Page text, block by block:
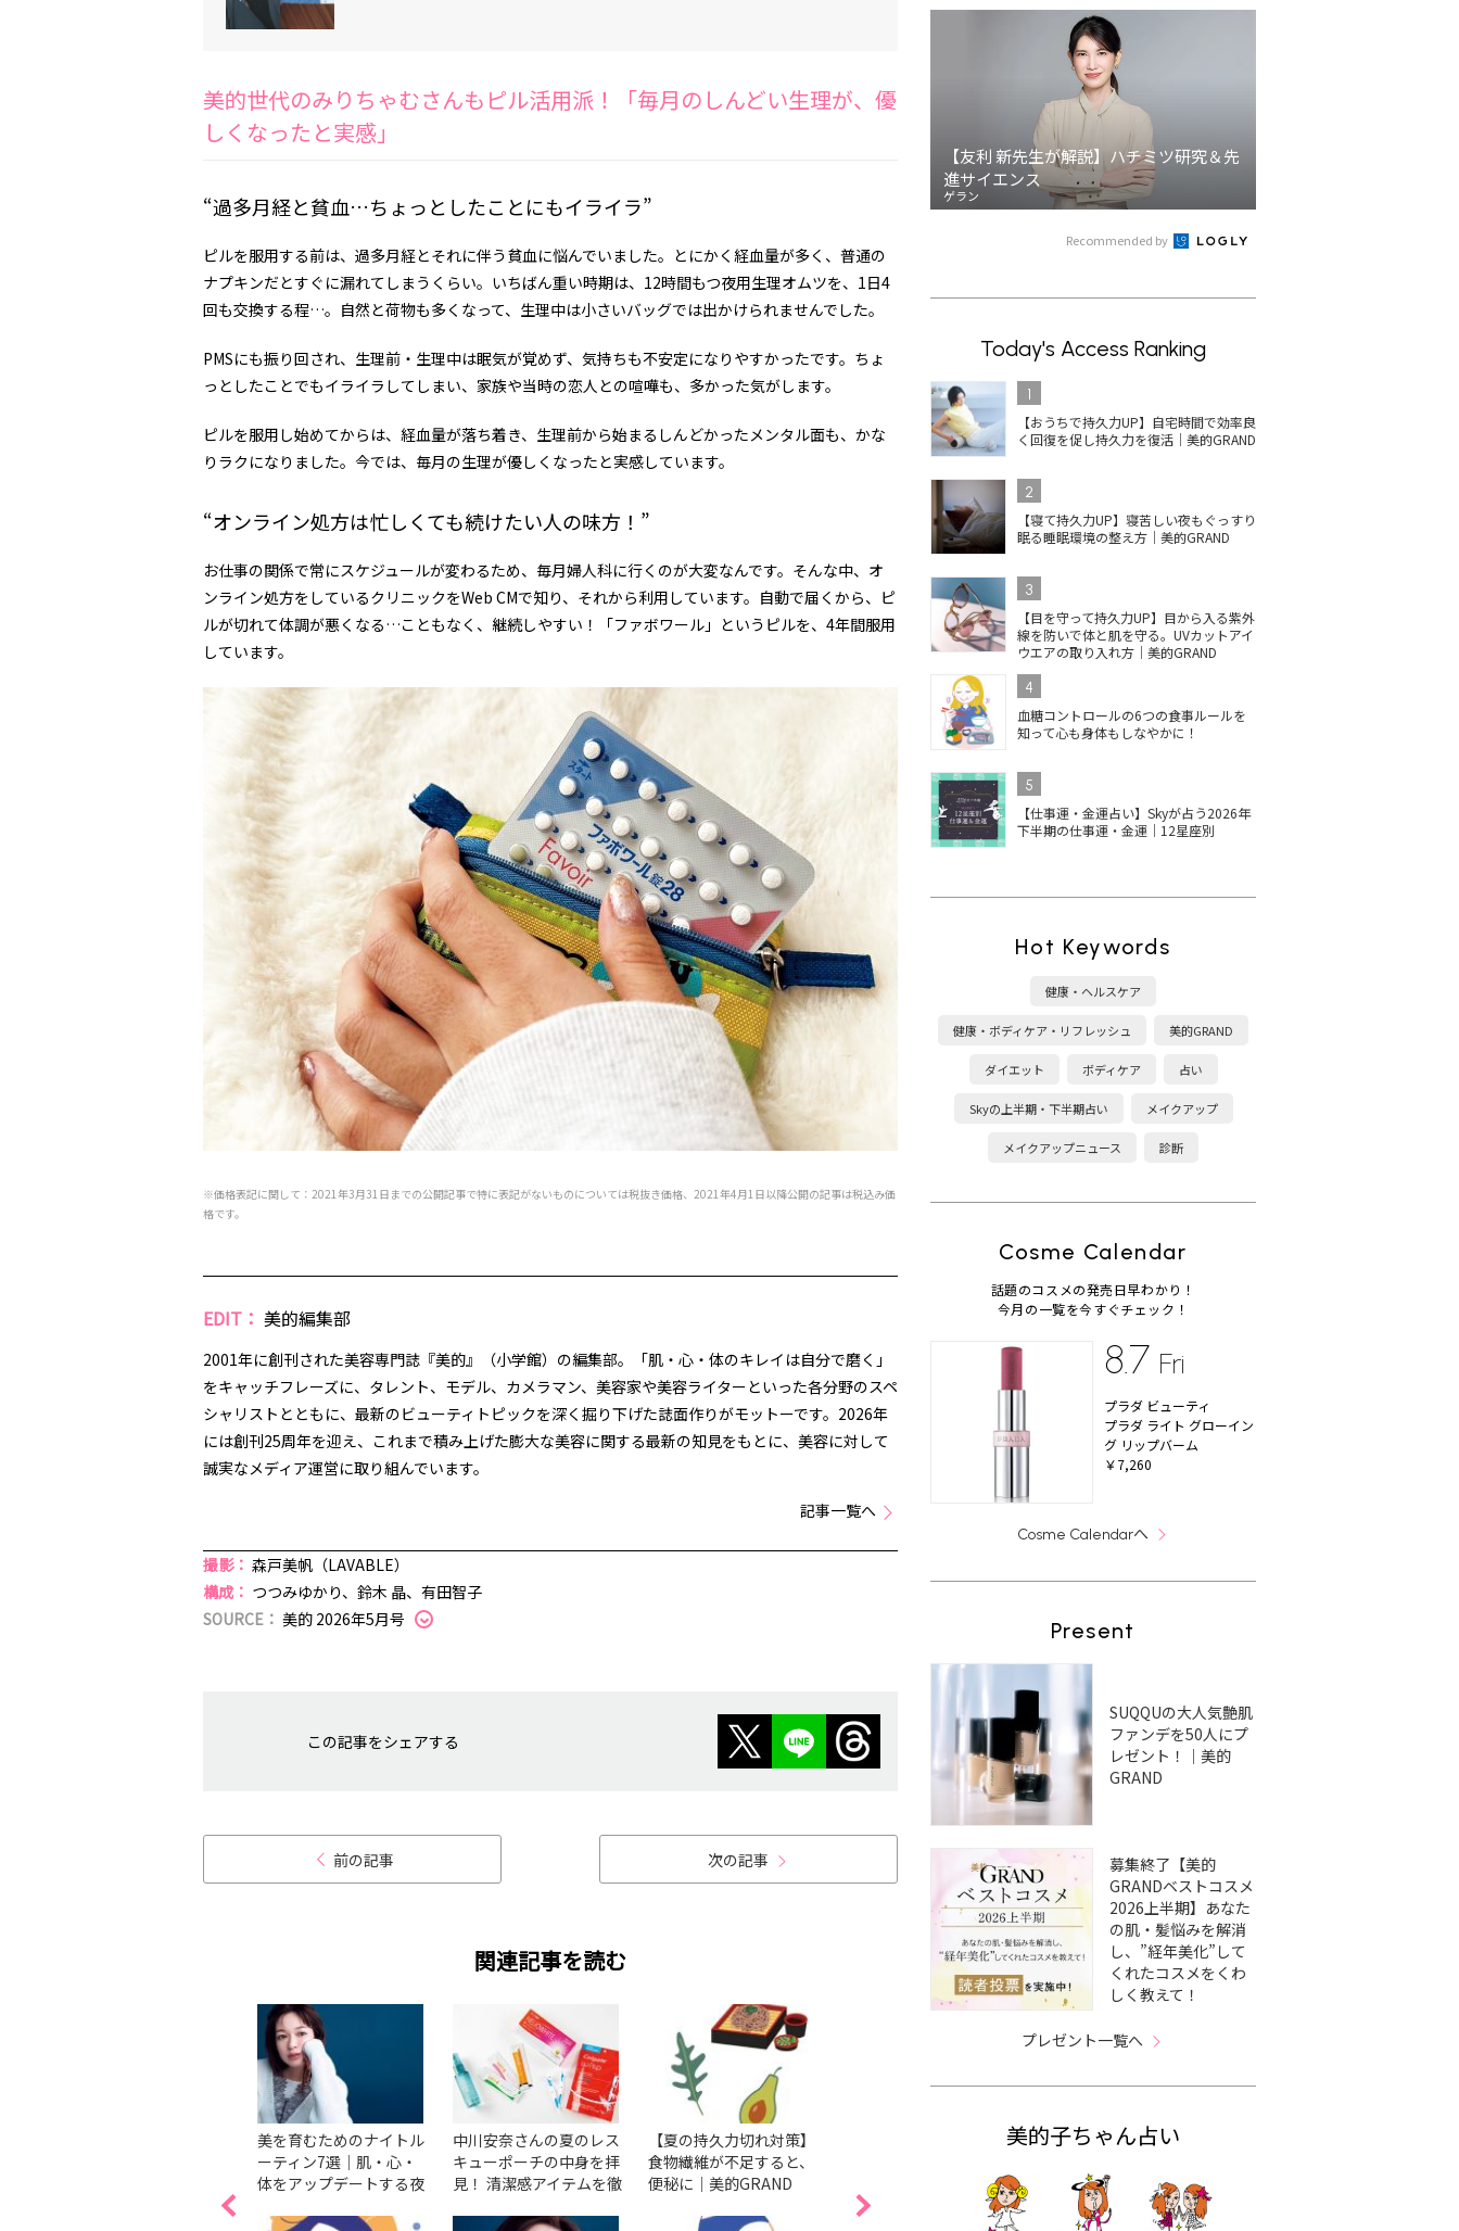
美的世代のみりちゃむさんもピル活用派！「毎月のしんどい生理が、優
しくなったと実感」
“過多月経と貧血…ちょっとしたことにもイライラ”
ピルを服用する前は、過多月経とそれに伴う貧血に悩んでいました。とにかく経血量が多く、普通の
ナプキンだとすぐに漏れてしまうくらい。いちばん重い時期は、12時間もつ夜用生理オムツを、1日4
回も交換する程…。自然と荷物も多くなって、生理中は小さいバッグでは出かけられませんでした。
PMSにも振り回され、生理前・生理中は眠気が覚めず、気持ちも不安定になりやすかったです。ちょ
っとしたことでもイライラしてしまい、家族や当時の恋人との喧嘩も、多かった気がします。
ピルを服用し始めてからは、経血量が落ち着き、生理前から始まるしんどかったメンタル面も、かな
りラクになりました。今では、毎月の生理が優しくなったと実感しています。
“オンライン処方は忙しくても続けたい人の味方！”
お仕事の関係で常にスケジュールが変わるため、毎月婦人科に行くのが大変なんです。そんな中、オ
ンライン処方をしているクリニックをWeb CMで知り、それから利用しています。自動で届くから、ピ
ルが切れて体調が悪くなる…こともなく、継続しやすい！「ファボワール」というピルを、4年間服用
しています。
※価格表記に関して：2021年3月31日までの公開記事で特に表記がないものについては税抜き価格、2021年4月1日以降公開の記事は税込み価
格です。
EDIT： 美的編集部
2001年に創刊された美容専門誌『美的』（小学館）の編集部。「肌・心・体のキレイは自分で磨く」
をキャッチフレーズに、タレント、モデル、カメラマン、美容家や美容ライターといった各分野のスペ
シャリストとともに、最新のビューティトピックを深く掘り下げた誌面作りがモットーです。2026年
には創刊25周年を迎え、これまで積み上げた膨大な美容に関する最新の知見をもとに、美容に対して
誠実なメディア運営に取り組んでいます。
記事一覧へ
撮影： 森戸美帆（LAVABLE）
構成： つつみゆかり、鈴木 晶、有田智子
SOURCE： 美的 2026年5月号
この記事をシェアする
前の記事 次の記事
関連記事を読む
美を育むためのナイトル
ーティン7選｜肌・心・
体をアップデートする夜
中川安奈さんの夏のレス
キューポーチの中身を拝
見！ 清潔感アイテムを徹
【夏の持久力切れ対策】
食物繊維が不足すると、
便秘に｜美的GRAND
酷暑の耐久美容、どう取
ルケース｜美的GRAND
血糖コントロールの6つ
も身体もしなやかに！
【友利 新先生が解説】ハチミツ研究＆先
進サイエンス
ゲラン
Recommended by
Today's Access Ranking
1
【おうちで持久力UP】自宅時間で効率良
く回復を促し持久力を復活｜美的GRAND
2
【寝て持久力UP】寝苦しい夜もぐっすり
眠る睡眠環境の整え方｜美的GRAND
3
【目を守って持久力UP】目から入る紫外
線を防いで体と肌を守る。UVカットアイ
ウエアの取り入れ方｜美的GRAND
4
血糖コントロールの6つの食事ルールを
知って心も身体もしなやかに！
5
【仕事運・金運占い】Skyが占う2026年
下半期の仕事運・金運｜12星座別
Hot Keywords
健康・ヘルスケア
健康・ボディケア・リフレッシュ 美的GRAND
ダイエット ボディケア 占い
Skyの上半期・下半期占い メイクアップ
メイクアップニュース 診断
Cosme Calendar
話題のコスメの発売日早わかり！
今月の一覧を今すぐチェック！
8.7 Fri
プラダ ビューティ
プラダ ライト グローイン
グ リップバーム
￥7,260
Cosme Calendarへ
Present
SUQQUの大人気艶肌
ファンデを50人にプ
レゼント！｜美的
GRAND
募集終了【美的
GRANDベストコスメ
2026上半期】あなた
の肌・髪悩みを解消
し、”経年美化”して
くれたコスメをくわ
しく教えて！
プレゼント一覧へ
美的子ちゃん占い